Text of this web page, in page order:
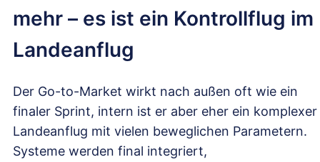
mehr – es ist ein Kontrollflug im
Landeanflug
Der Go-to-Market wirkt nach außen oft wie ein
finaler Sprint, intern ist er aber eher ein komplexer
Landeanflug mit vielen beweglichen Parametern.
Systeme werden final integriert,